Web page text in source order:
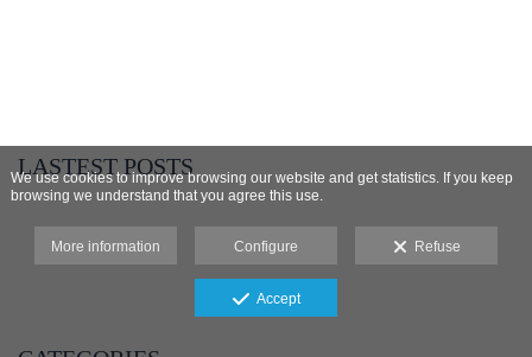
LASTEST POSTS
- COMUNION PEDRO EN MURCIA
- DE FERIA CON SONIA E IVAN
- ESPERANDO A ELISA
- COMUNIÓN IRENE EN MURCIA
We use cookies to improve browsing our website and get statistics. If you keep
browsing we understand that you agree this use.
More information Configure Refuse
Accept